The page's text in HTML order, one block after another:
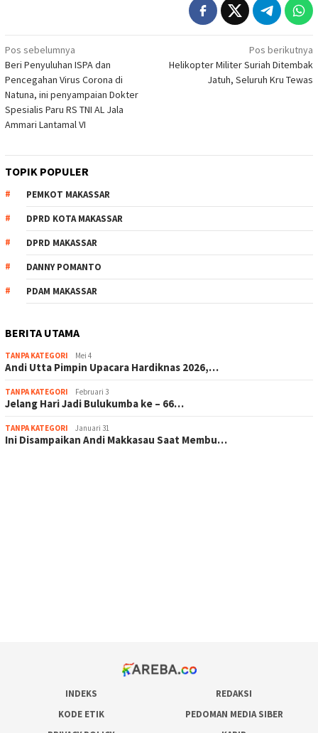
Navigasi
pos
Pos sebelumnya
Beri Penyuluhan ISPA dan
Pencegahan Virus Corona di
Natuna, ini penyampaian Dokter
Spesialis Paru RS TNI AL Jala
Ammari Lantamal VI
Pos berikutnya
Helikopter Militer Suriah Ditembak
Jatuh, Seluruh Kru Tewas
TOPIK POPULER
PEMKOT MAKASSAR
DPRD KOTA MAKASSAR
DPRD MAKASSAR
DANNY POMANTO
PDAM MAKASSAR
BERITA UTAMA
TANPA KATEGORI Mei 4
Andi Utta Pimpin Upacara Hardiknas 2026,…
TANPA KATEGORI Februari 3
Jelang Hari Jadi Bulukumba ke – 66…
TANPA KATEGORI Januari 31
Ini Disampaikan Andi Makkasau Saat Membu…
INDEKS
REDAKSI
KODE ETIK
PEDOMAN MEDIA SIBER